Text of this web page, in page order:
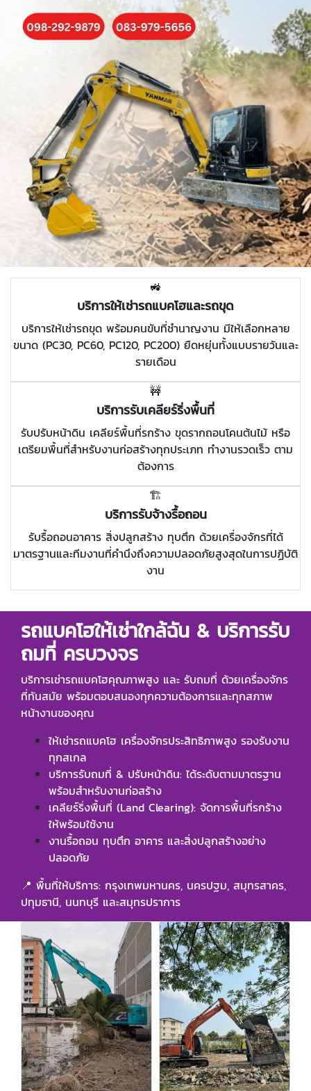
🚜
บริการให้เช่ารถแบคโฮและรถขุด
บริการให้เช่ารถขุด พร้อมคนขับที่ชำนาญงาน มีให้เลือกหลาย
ขนาด (PC30, PC60, PC120, PC200) ยืดหยุ่นทั้งแบบรายวันและ
รายเดือน
🚧
บริการรับเคลียร์ริ่งพื้นที่
รับปรับหน้าดิน เคลียร์พื้นที่รกร้าง ขุดรากถอนโคนต้นไม้ หรือ
เตรียมพื้นที่สำหรับงานก่อสร้างทุกประเภท ทำงานรวดเร็ว ตาม
ต้องการ
🏗️
บริการรับจ้างรื้อถอน
รับรื้อถอนอาคาร สิ่งปลูกสร้าง ทุบตึก ด้วยเครื่องจักรที่ได้
มาตรฐานและทีมงานที่คำนึงถึงความปลอดภัยสูงสุดในการปฏิบัติ
งาน
รถแบคโฮให้เช่าใกล้ฉัน & บริการรับ
ถมที่ ครบวงจร
บริการเช่ารถแบคโฮคุณภาพสูง และ รับถมที่ ด้วยเครื่องจักร
ที่ทันสมัย พร้อมตอบสนองทุกความต้องการและทุกสภาพ
หน้างานของคุณ
ให้เช่ารถแบคโฮ เครื่องจักรประสิทธิภาพสูง รองรับงาน
ทุกสเกล
บริการรับถมที่ & ปรับหน้าดิน: ได้ระดับตามมาตรฐาน
พร้อมสำหรับงานก่อสร้าง
เคลียร์ริ่งพื้นที่ (Land Clearing): จัดการพื้นที่รกร้าง
ให้พร้อมใช้งาน
งานรื้อถอน ทุบตึก อาคาร และสิ่งปลูกสร้างอย่าง
ปลอดภัย
📍 พื้นที่ให้บริการ: กรุงเทพมหานคร, นครปฐม, สมุทรสาคร,
ปทุมธานี, นนทบุรี และสมุทรปราการ